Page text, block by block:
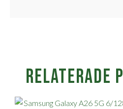
Relaterade
Det